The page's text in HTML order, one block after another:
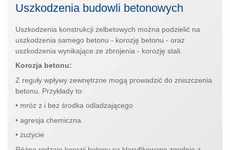
Uszkodzenia budowli betonowych
Uszkodzenia konstrukcji żelbetowych można podzielić na
uszkodzenia samego betonu - korozję betonu - oraz
uszkodzenia wynikające ze zbrojenia - korozję stali.
Korozja betonu:
Z reguły wpływy zewnętrzne mogą prowadzić do zniszczenia
betonu. Przykłady to:
• mróz z i bez środka odladzającego
• agresja chemiczna
• zużycie